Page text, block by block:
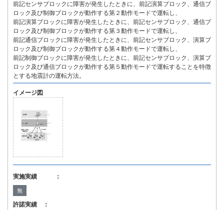
前記センサブロックに障害が発生したときに、前記演算ブロック、通信ブ
ロック及び制御ブロックが動作する第２動作モードで運転し、
前記演算ブロックに障害が発生したときに、前記センサブロック、通信ブ
ロック及び制御ブロックが動作する第３動作モードで運転し、
前記通信ブロックに障害が発生したときに、前記センサブロック、演算ブ
ロック及び制御ブロックが動作する第４動作モードで運転し、
前記制御ブロックに障害が発生したときに、前記センサブロック、演算ブ
ロック及び通信ブロックが動作する第５動作モードで運転することを特徴
とする地震計の運転方法。
イメージ図
実施実績 ：
無
許諾実績 ：